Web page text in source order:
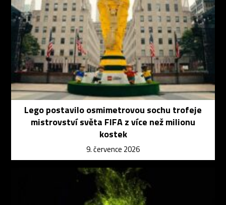
Lego postavilo osmimetrovou sochu trofeje
mistrovství světa FIFA z více než milionu
kostek
9. července 2026